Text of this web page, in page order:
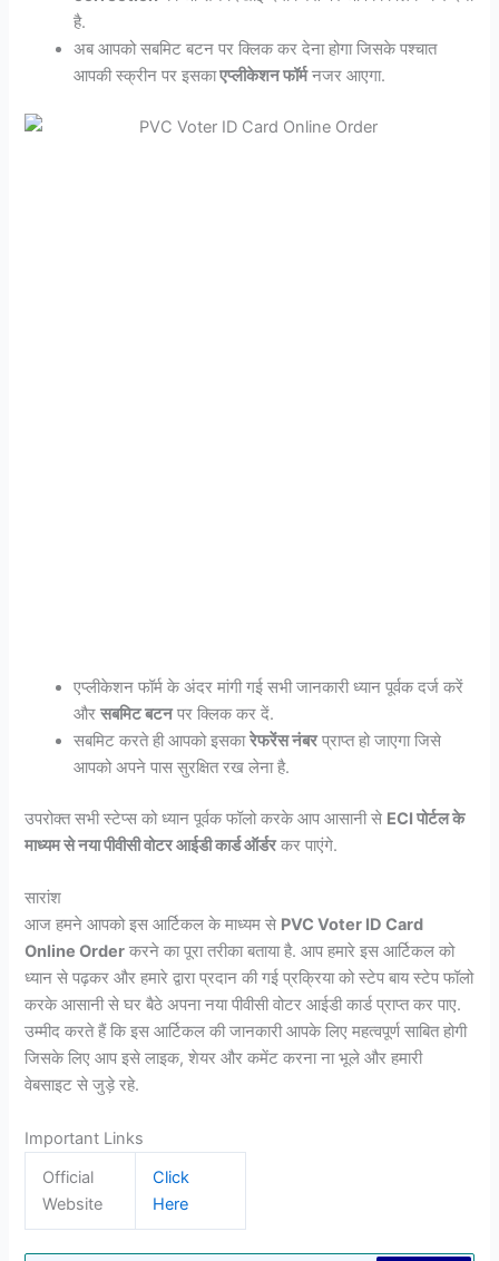
है.
अब आपको सबमिट बटन पर क्लिक कर देना होगा जिसके पश्चात
आपकी स्क्रीन पर इसकाएप्लीकेशन फॉर्मनजर आएगा.
एप्लीकेशन फॉर्म के अंदर मांगी गई सभी जानकारी ध्यान पूर्वक दर्ज करें
औरसबमिट बटनपर क्लिक कर दें.
सबमिट करते ही आपको इसकारेफरेंस नंबरप्राप्त हो जाएगा जिसे
आपको अपने पास सुरक्षित रख लेना है.
उपरोक्त सभी स्टेप्स को ध्यान पूर्वक फॉलो करके आप आसानी से ECI पोर्टल के
माध्यम से नया पीवीसी वोटर आईडी कार्ड ऑर्डरकर पाएंगे.
सारांश
आज हमने आपको इस आर्टिकल के माध्यम से PVC Voter ID Card
Online Order करने का पूरा तरीका बताया है. आप हमारे इस आर्टिकल को
ध्यान से पढ़कर और हमारे द्वारा प्रदान की गई प्रक्रिया को स्टेप बाय स्टेप फॉलो
करके आसानी से घर बैठे अपना नया पीवीसी वोटर आईडी कार्ड प्राप्त कर पाए.
उम्मीद करते हैं कि इस आर्टिकल की जानकारी आपके लिए महत्वपूर्ण साबित होगी
जिसके लिए आप इसे लाइक, शेयर और कमेंट करना ना भूले और हमारी
वेबसाइट से जुड़े रहे.
Important Links
Official
Website
Click
Here